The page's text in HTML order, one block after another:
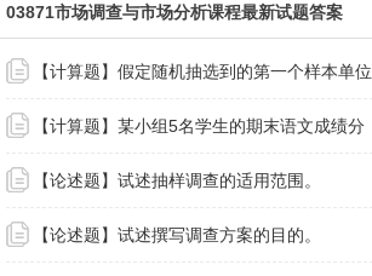
03871市场调查与市场分析课程最新试题答案
【计算题】假定随机抽选到的第一个样本单位
【计算题】某小组5名学生的期末语文成绩分
【论述题】试述抽样调查的适用范围。
【论述题】试述撰写调查方案的目的。